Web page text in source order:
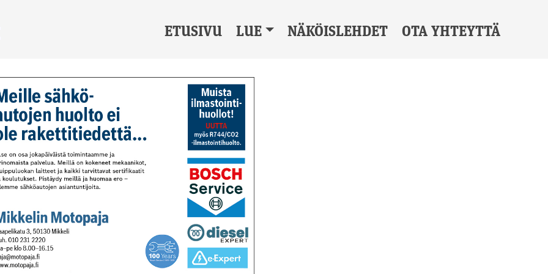
ETUSIVU LUE NÄKÖISLEHDET OTA YHTEYTTÄ